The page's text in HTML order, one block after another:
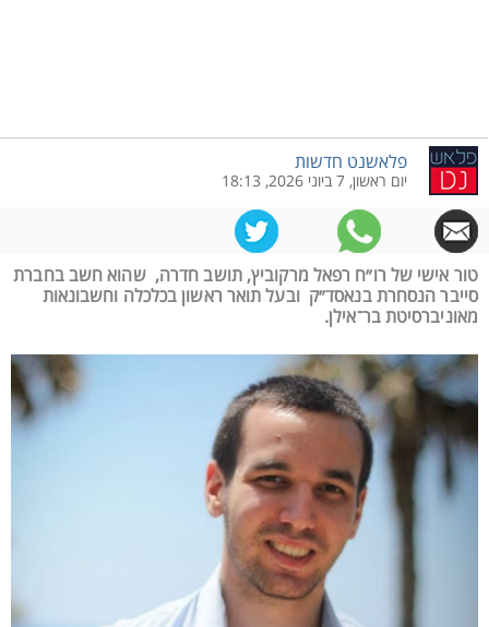
פלאשנט חדשות
יום ראשון, 7 ביוני 2026, 18:13
טור אישי של רו״ח רפאל מרקוביץ, תושב חדרה, שהוא חשב בחברת
סייבר הנסחרת בנאסד״ק ובעל תואר ראשון בכלכלה וחשבונאות
מאוניברסיטת בר־אילן.